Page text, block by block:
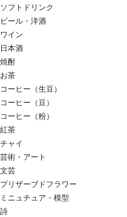
ソフトドリンク
ビール・洋酒
ワイン
日本酒
焼酎
お茶
コーヒー（生豆）
コーヒー（豆）
コーヒー（粉）
紅茶
チャイ
芸術・アート
文芸
プリザーブドフラワー
ミニュチュア・模型
詩